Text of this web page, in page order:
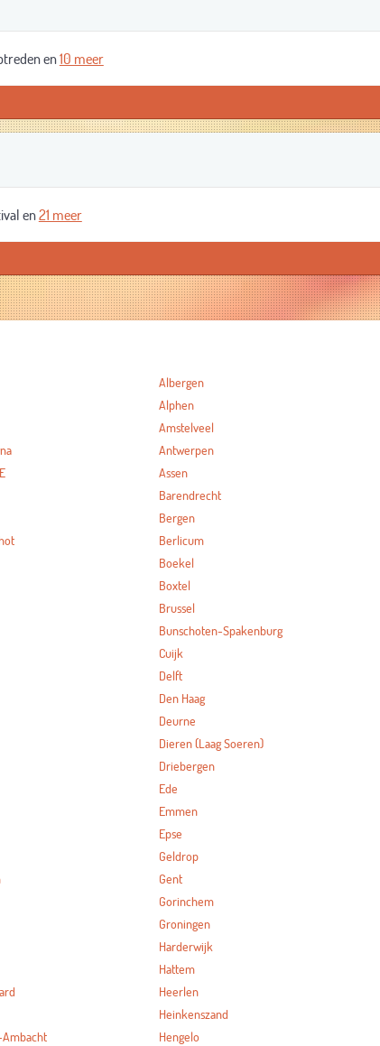
en10 meer
en21 meer
Albergen
Alphen
Amstelveel
Antwerpen
Assen
Barendrecht
Bergen
Berlicum
Boekel
Boxtel
Brussel
Bunschoten-Spakenburg
Cuijk
Delft
Den Haag
Deurne
Dieren (Laag Soeren)
Driebergen
Ede
Emmen
Epse
Geldrop
Gent
Gorinchem
Groningen
Harderwijk
Hattem
Heerlen
Heinkenszand
Hengelo